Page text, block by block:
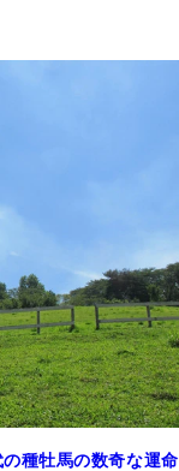
種牡馬の数奇な運命